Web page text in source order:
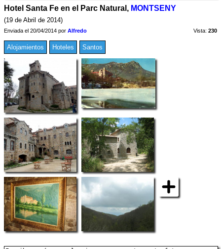
Hotel Santa Fe en el Parc Natural, MONTSENY
(19 de Abril de 2014)
Enviada el 20/04/2014 por Alfredo Vista: 230
Alojamientos Hoteles Santos